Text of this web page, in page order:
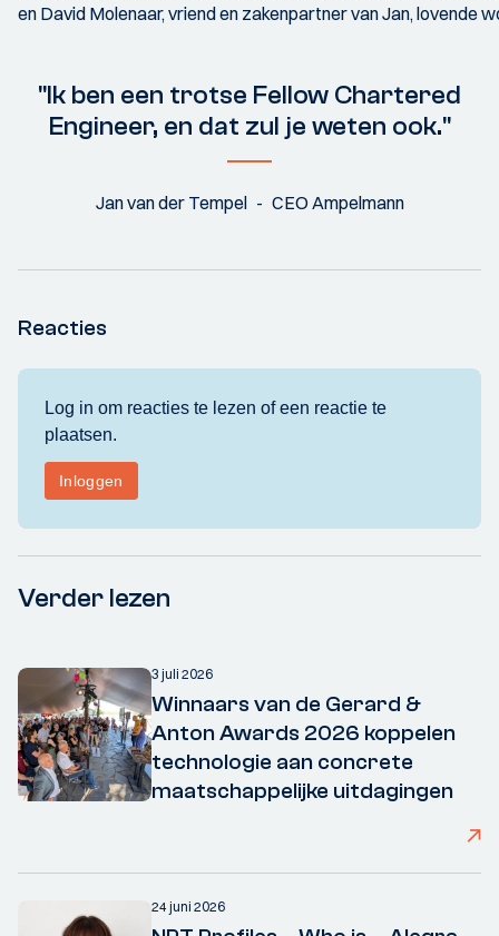
en David Molenaar, vriend en zakenpartner van Jan, lovende
"Ik ben een trotse Fellow Chartered
Engineer, en dat zul je weten ook."
Jan van der Tempel CEO Ampelmann
Reacties
Verder lezen
3 juli 2026
Winnaars van de Gerard &
Anton Awards 2026 koppelen
technologie aan concrete
maatschappelijke uitdagingen
24 juni 2026